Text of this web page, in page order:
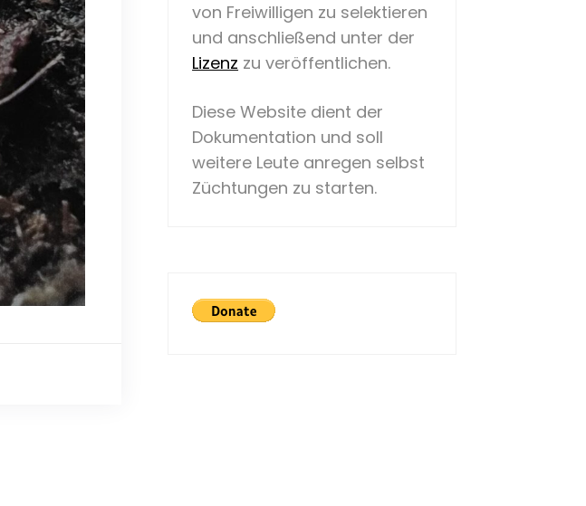
von Freiwilligen zu selektieren
und anschließend unter der
Lizenz zu veröffentlichen.
Diese Website dient der
Dokumentation und soll
weitere Leute anregen selbst
Züchtungen zu starten.